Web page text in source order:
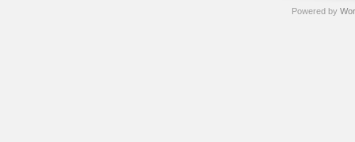
Powered by